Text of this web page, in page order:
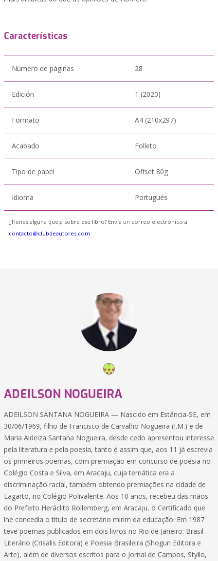
Características
Número de páginas 28
Edición 1 (2020)
Formato A4 (210x297)
Acabado Folleto
Tipo de papel Offset 80g
Idioma Portugués
¿Tienes alguna queja sobre ese libro? Envía un correo electrónico a
contacto@clubdeautores.com
ADEILSON NOGUEIRA
ADEILSON SANTANA NOGUEIRA — Nascido em Estância-SE, em
30/06/1969, filho de Francisco de Carvalho Nogueira (I.M.) e de
Maria Aldeiza Santana Nogueira, desde cedo apresentou interesse
pela literatura e pela poesia, tanto é assim que, aos 11 já escrevia
os primeiros poemas, com premiação em concurso de poesia no
Colégio Costa e Silva, em Aracaju, cuja temática era a
discriminação racial, também obtendo premiações na cidade de
Lagarto, no Colégio Polivalente. Aos 10 anos, recebeu das mãos
do Prefeito Heráclito Rollemberg, em Aracaju, o Certificado que
lhe concedia o título de secretário mirim da educação. Em 1987
teve poemas publicados em dois livros no Rio de Janeiro: Brasil
Literário (Crisalis Editora) e Poesia Brasileira (Shogun Editora e
Arte), além de diversos escritos para o Jornal de Campos, Styllo,